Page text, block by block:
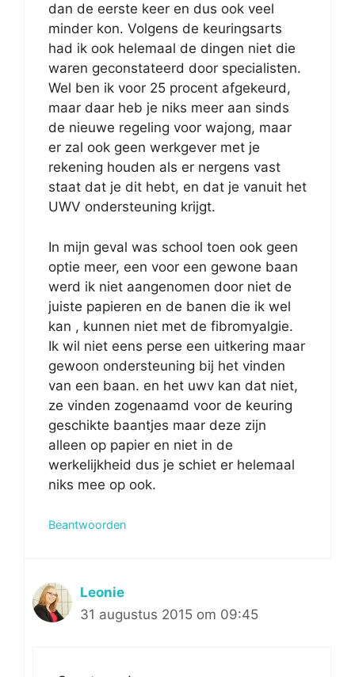
dan de eerste keer en dus ook veel
minder kon. Volgens de keuringsarts
had ik ook helemaal de dingen niet die
waren geconstateerd door specialisten.
Wel ben ik voor 25 procent afgekeurd,
maar daar heb je niks meer aan sinds
de nieuwe regeling voor wajong, maar
er zal ook geen werkgever met je
rekening houden als er nergens vast
staat dat je dit hebt, en dat je vanuit het
UWV ondersteuning krijgt.
In mijn geval was school toen ook geen
optie meer, een voor een gewone baan
werd ik niet aangenomen door niet de
juiste papieren en de banen die ik wel
kan , kunnen niet met de fibromyalgie.
Ik wil niet eens perse een uitkering maar
gewoon ondersteuning bij het vinden
van een baan. en het uwv kan dat niet,
ze vinden zogenaamd voor de keuring
geschikte baantjes maar deze zijn
alleen op papier en niet in de
werkelijkheid dus je schiet er helemaal
niks mee op ook.
Beantwoorden
Leonie
31 augustus 2015 om 09:45